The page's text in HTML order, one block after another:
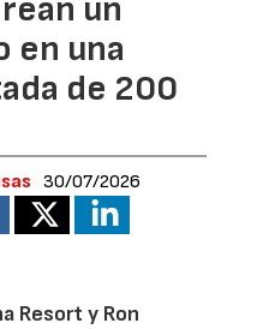
un
en una
de 200
30/07/2026
Resort y Ron